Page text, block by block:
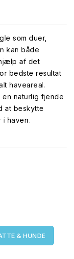
som duer,
kan både
af det
bedste resultat
haveareal.
naturlig fjende
at beskytte
haven.
& HUNDE